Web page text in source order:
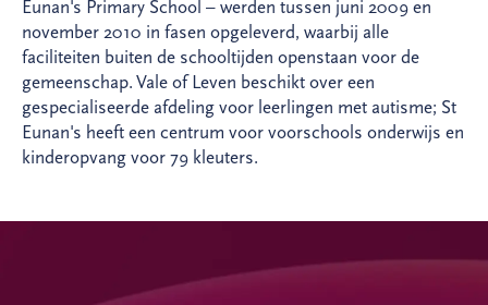
Eunan's Primary School – werden tussen juni 2009 en
november 2010 in fasen opgeleverd, waarbij alle
faciliteiten buiten de schooltijden openstaan voor de
gemeenschap. Vale of Leven beschikt over een
gespecialiseerde afdeling voor leerlingen met autisme; St
Eunan's heeft een centrum voor voorschools onderwijs en
kinderopvang voor 79 kleuters.